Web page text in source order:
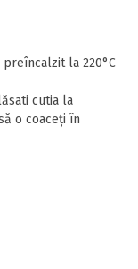
la 220°C
cutia la
o coaceți în